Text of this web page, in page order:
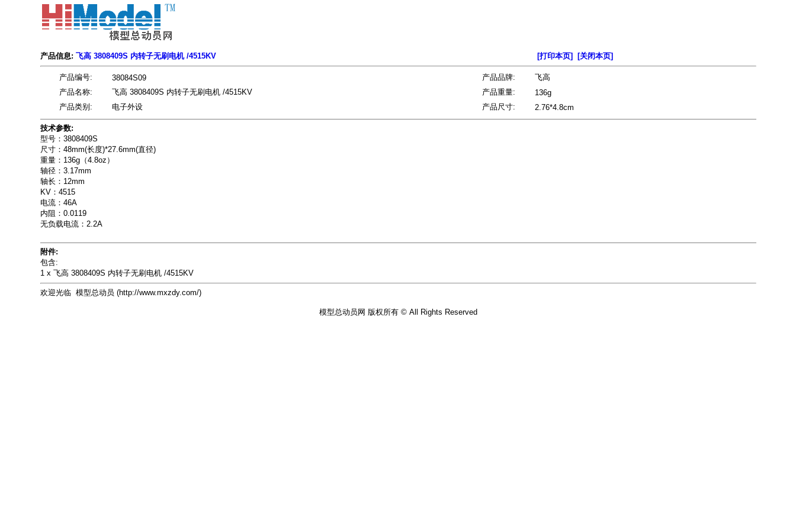
产品信息: 飞高 3808409S 内转子无刷电机 /4515KV [打印本页] [关闭本页]
产品编号: 38084S09 产品品牌:
飞高
产品名称:
飞高 3808409S 内转子无刷电机 /4515KV 产品重量:
136g
产品类别:
电子外设 产品尺寸: 2.76*4.8cm
技术参数:
型号：3808409S
尺寸：48mm(长度)*27.6mm(直径)
重量：136g（4.8oz）
轴径：3.17mm
轴长：12mm
KV：4515
电流：46A
内阻：0.0119
无负载电流：2.2A
附件:
包含:
1 x 飞高 3808409S 内转子无刷电机 /4515KV
欢迎光临 模型总动员 (http://www.mxzdy.com/)
模型总动员网 版权所有 © All Rights Reserved